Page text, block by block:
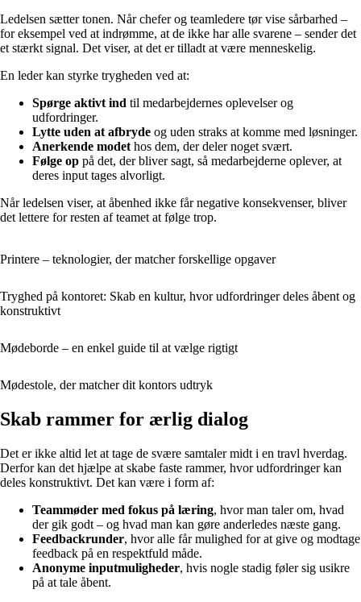
Ledelsen sætter tonen. Når chefer og teamledere tør vise sårbarhed –
for eksempel ved at indrømme, at de ikke har alle svarene – sender det
et stærkt signal. Det viser, at det er tilladt at være menneskelig.
En leder kan styrke trygheden ved at:
Spørge aktivt ind til medarbejdernes oplevelser og
udfordringer.
Lytte uden at afbryde og uden straks at komme med løsninger.
Anerkende modethos dem, der deler noget svært.
Følge op på det, der bliver sagt, så medarbejderne oplever, at
deres input tages alvorligt.
Når ledelsen viser, at åbenhed ikke får negative konsekvenser, bliver
det lettere for resten af teamet at følge trop.
Printere – teknologier, der matcher forskellige opgaver
Tryghed på kontoret: Skab en kultur, hvor udfordringer deles åbent og
konstruktivt
Mødeborde – en enkel guide til at vælge rigtigt
Mødestole, der matcher dit kontors udtryk
Skab rammer for ærlig dialog
Det er ikke altid let at tage de svære samtaler midt i en travl hverdag.
Derfor kan det hjælpe at skabe faste rammer, hvor udfordringer kan
deles konstruktivt. Det kan være i form af:
Teammøder med fokus på læring, hvor man taler om, hvad
der gik godt – og hvad man kan gøre anderledes næste gang.
Feedbackrunder, hvor alle får mulighed for at give og modtage
feedback på en respektfuld måde.
Anonyme inputmuligheder, hvis nogle stadig føler sig usikre
på at tale åbent.